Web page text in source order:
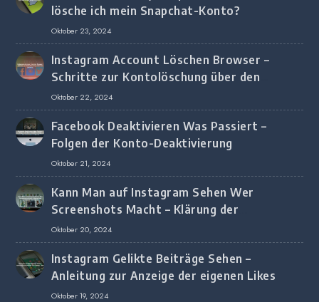
lösche ich mein Snapchat-Konto?
Oktober 23, 2024
Instagram Account Löschen Browser –
Schritte zur Kontolöschung über den
Browser
Oktober 22, 2024
Facebook Deaktivieren Was Passiert –
Folgen der Konto-Deaktivierung
Oktober 21, 2024
Kann Man auf Instagram Sehen Wer
Screenshots Macht – Klärung der
Screenshot-Erkennung
Oktober 20, 2024
Instagram Gelikte Beiträge Sehen –
Anleitung zur Anzeige der eigenen Likes
Oktober 19, 2024